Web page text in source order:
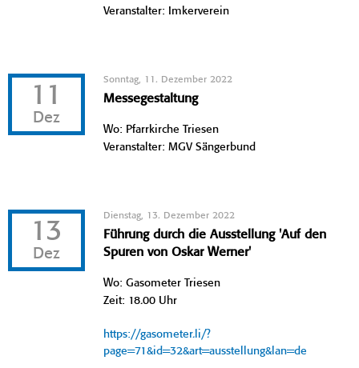
Veranstalter: Imkerverein
11
Dez
Sonntag, 11. Dezember 2022
Messegestaltung
Wo: Pfarrkirche Triesen
Veranstalter: MGV Sängerbund
13
Dez
Dienstag, 13. Dezember 2022
Führung durch die Ausstellung 'Auf den
Spuren von Oskar Werner'
Wo: Gasometer Triesen
Zeit: 18.00 Uhr
https://gasometer.li/?
page=71&id=32&art=ausstellung&lan=de